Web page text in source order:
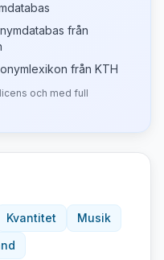
från
från KTH
och med full
Kvantitet
Musik